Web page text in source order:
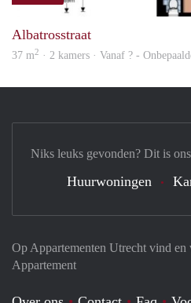
Albatrosstraat
37 m2 · 2 kamers · Vanaf ? -
Op Appartementen Utrecht vind
Appartement
Niks leuks gevonden? Dit is
Huurwoningen